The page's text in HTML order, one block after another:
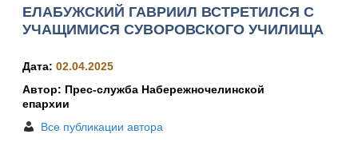
ЕЛАБУЖСКИЙ ГАВРИИЛ ВСТРЕТИЛСЯ С
УЧАЩИМИСЯ СУВОРОВСКОГО УЧИЛИЩА
Дата: 02.04.2025
Автор: Прес-служба Набережночелинской
епархии
Все публикации автора